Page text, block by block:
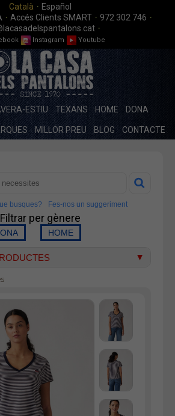
Català · Español
· Accés Clients SMART · 972 302 746 ·
·
Instagram Youtube
ESTIU TEXANS HOME DONA
MILLOR PREU BLOG CONTACTE
busques? Fes-nos un suggeriment
Filtrar per gènere